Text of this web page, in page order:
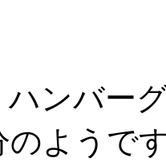
ハンバー
のようで